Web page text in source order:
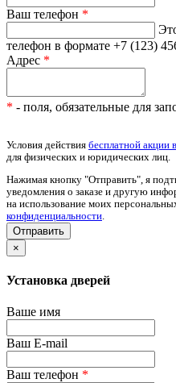
Ваш телефон *
телефон в формате +7 (123)
Адрес *
* - поля, обязательные для
Условия действия бесплатной акции
для физических и юридических лиц.
Нажимая кнопку "Отправить", я
уведомления о заказе и другую
на использование моих
конфиденциальности
×
Установка дверей
Ваше имя
Ваш E-mail
Ваш телефон *